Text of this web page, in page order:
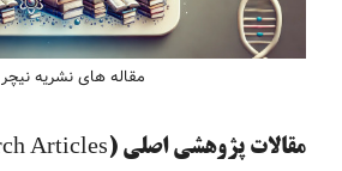
مقاله های نشریه نیچر
مقالات پژوهشی اصلی (Research Articles)